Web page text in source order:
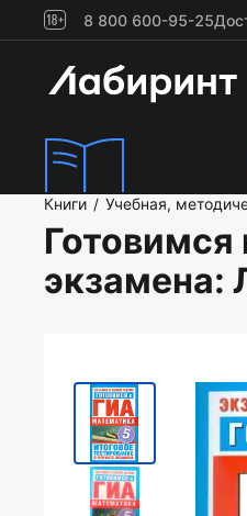
8 800 600-95-25
Книги / Учебная,
экзамена: